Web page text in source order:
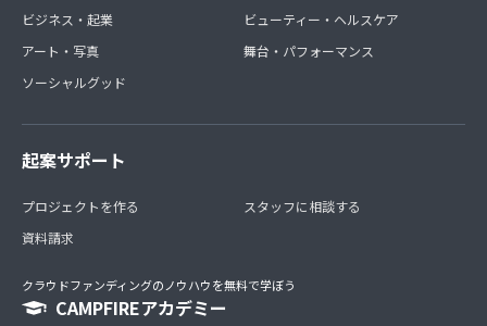
ビジネス・起業
アート・写真
ソーシャルグッド
ビューティー・ヘルスケア
舞台・パフォーマンス
起案サポート
プロジェクトを作る
資料請求
スタッフに相談する
クラウドファンディングのノウハウを無料で学ぼう
CAMPFIREアカデミー